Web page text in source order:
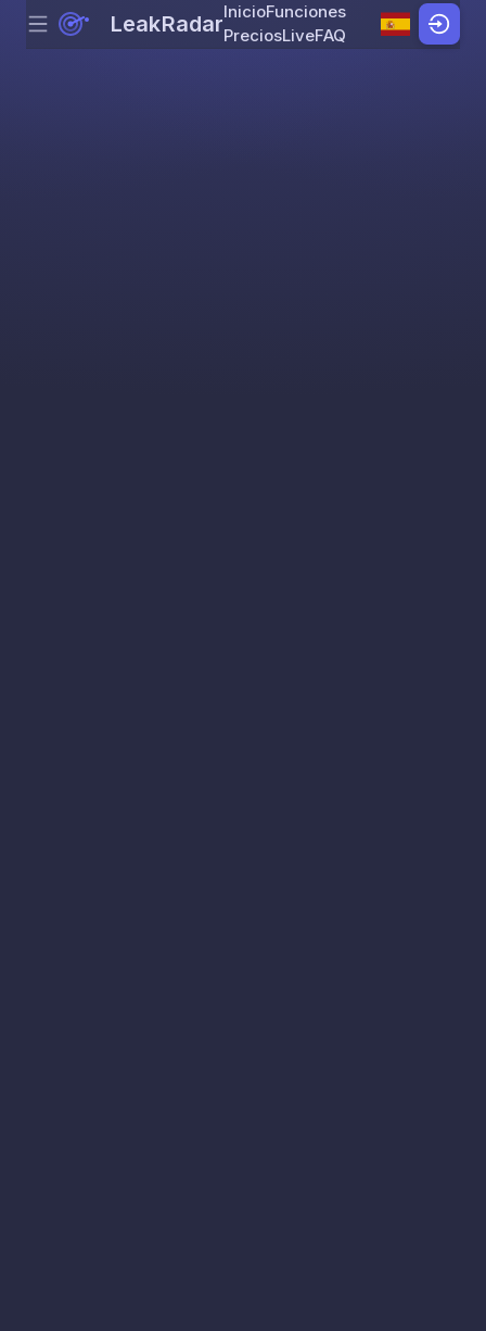
Skip to content
Menu LeakRadarInicioFunciones
PreciosLiveFAQ